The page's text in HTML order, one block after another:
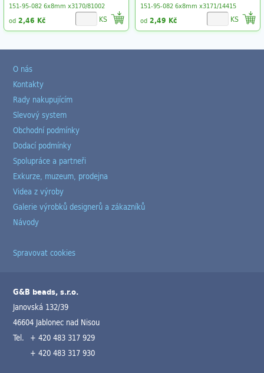
151-95-082 6x8mm x3170/81002
od 2,46 Kč KS
151-95-082 6x8mm x3171/14415
od 2,49 Kč KS
O nás
Kontakty
Rady nakupujícím
Slevový system
Obchodní podmínky
Dodací podmínky
Spolupráce a partneři
Exkurze, muzeum, prodejna
Videa z výroby
Galerie výrobků designerů a zákazníků
Návody
Spravovat cookies
G&B beads, s.r.o.
Janovská 132/39
46604 Jablonec nad Nisou
Tel. + 420 483 317 929
+ 420 483 317 930